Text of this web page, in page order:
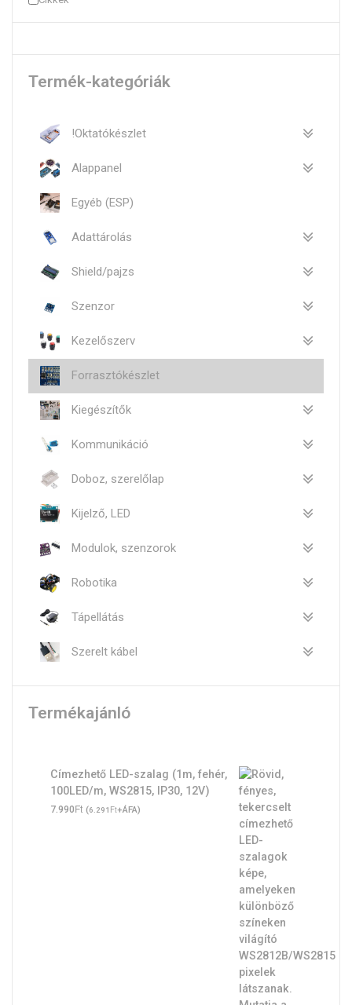
Termék-kategóriák
!Oktatókészlet
Alappanel
Egyéb (ESP)
Adattárolás
Shield/pajzs
Szenzor
Kezelőszerv
Forrasztókészlet
Kiegészítők
Kommunikáció
Doboz, szerelőlap
Kijelző, LED
Modulok, szenzorok
Robotika
Tápellátás
Szerelt kábel
Termékajánló
Címezhető LED-szalag (1m, fehér,
100LED/m, WS2815, IP30, 12V)
7.990Ft (6.291 Ft+ÁFA)